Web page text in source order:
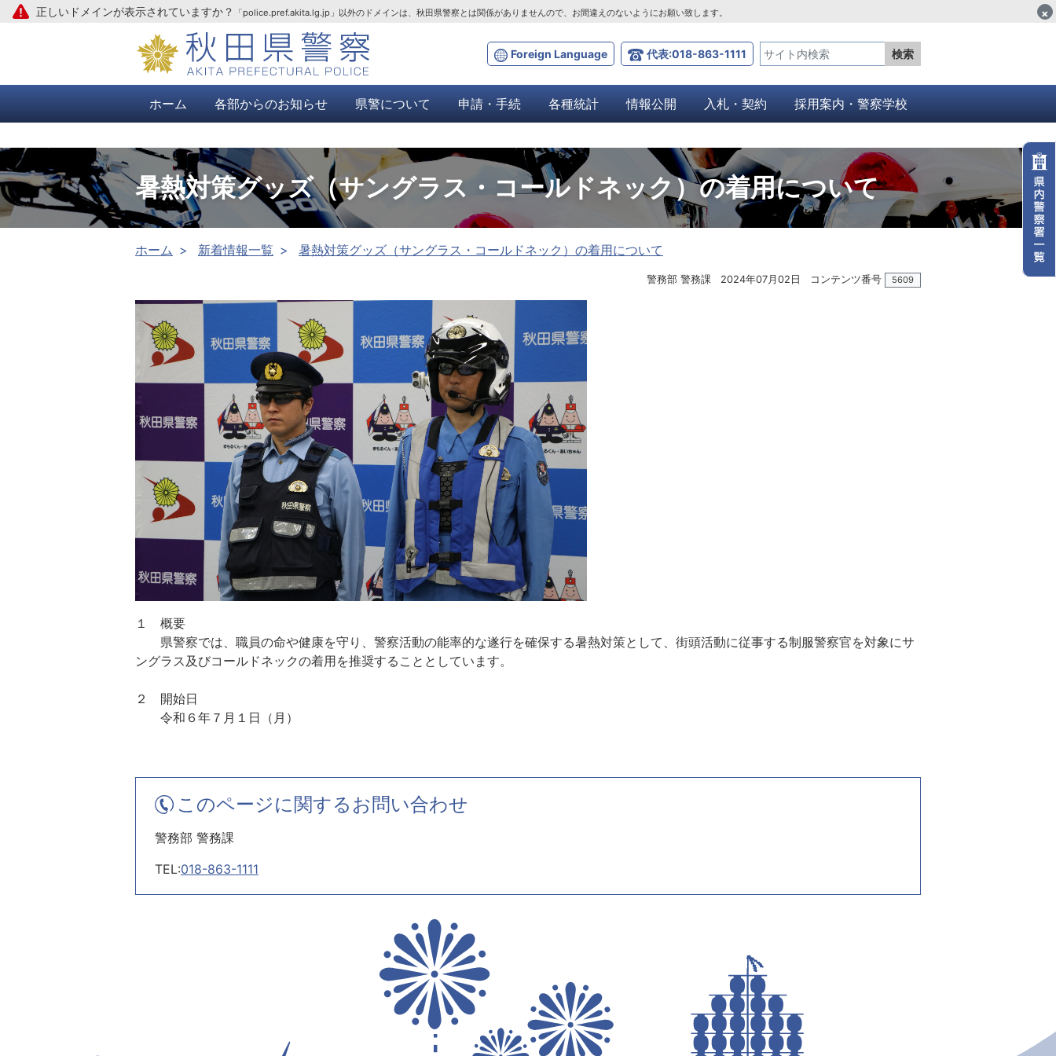
本文へ
Foreign Language 代表:018-863-1111 検索
正しいドメインが表示されていますか？ 「police.pref.akita.lg.jp」以外のドメインは、秋田県警察とは関係がありませんので、お間違えのないようにお願い致します。 ×
ホーム 各部からのお知らせ 県警について 申請・手続 各種統計 情報公開 入札・契約 採用案内・警察学校
暑熱対策グッズ（サングラス・コールドネック）の着用について
ホーム 新着情報一覧 暑熱対策グッズ（サングラス・コールドネック）の着用について
警務部 警務課 2024年07月02日 コンテンツ番号 5609
１ 概要
県警察では、職員の命や健康を守り、警察活動の能率的な遂行を確保する暑熱対策として、街頭活動に従事する制服警察官を対象にサ
ングラス及びコールドネックの着用を推奨することとしています。
２ 開始日
令和６年７月１日（月）
このページに関するお問い合わせ
警務部 警務課
TEL:018-863-1111